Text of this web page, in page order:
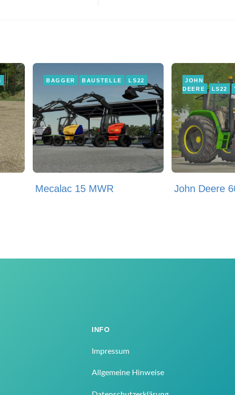
BAGGER BAUSTELLE LS22
Mecalac 15 MWR
JOHN
DEERE
LS22
John Deere
INFO
Impressum
Allgemeine Hinweise